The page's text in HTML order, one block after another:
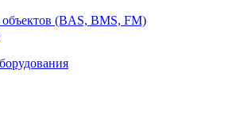
(BAS, BMS, FM)